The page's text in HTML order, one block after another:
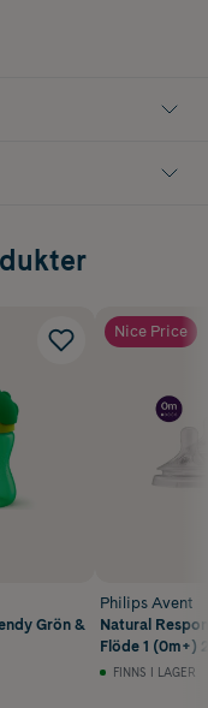
Grön &
Nice Price
Philips Avent
Natural
Flöde 1 (0m+)
FINNS I LAGER